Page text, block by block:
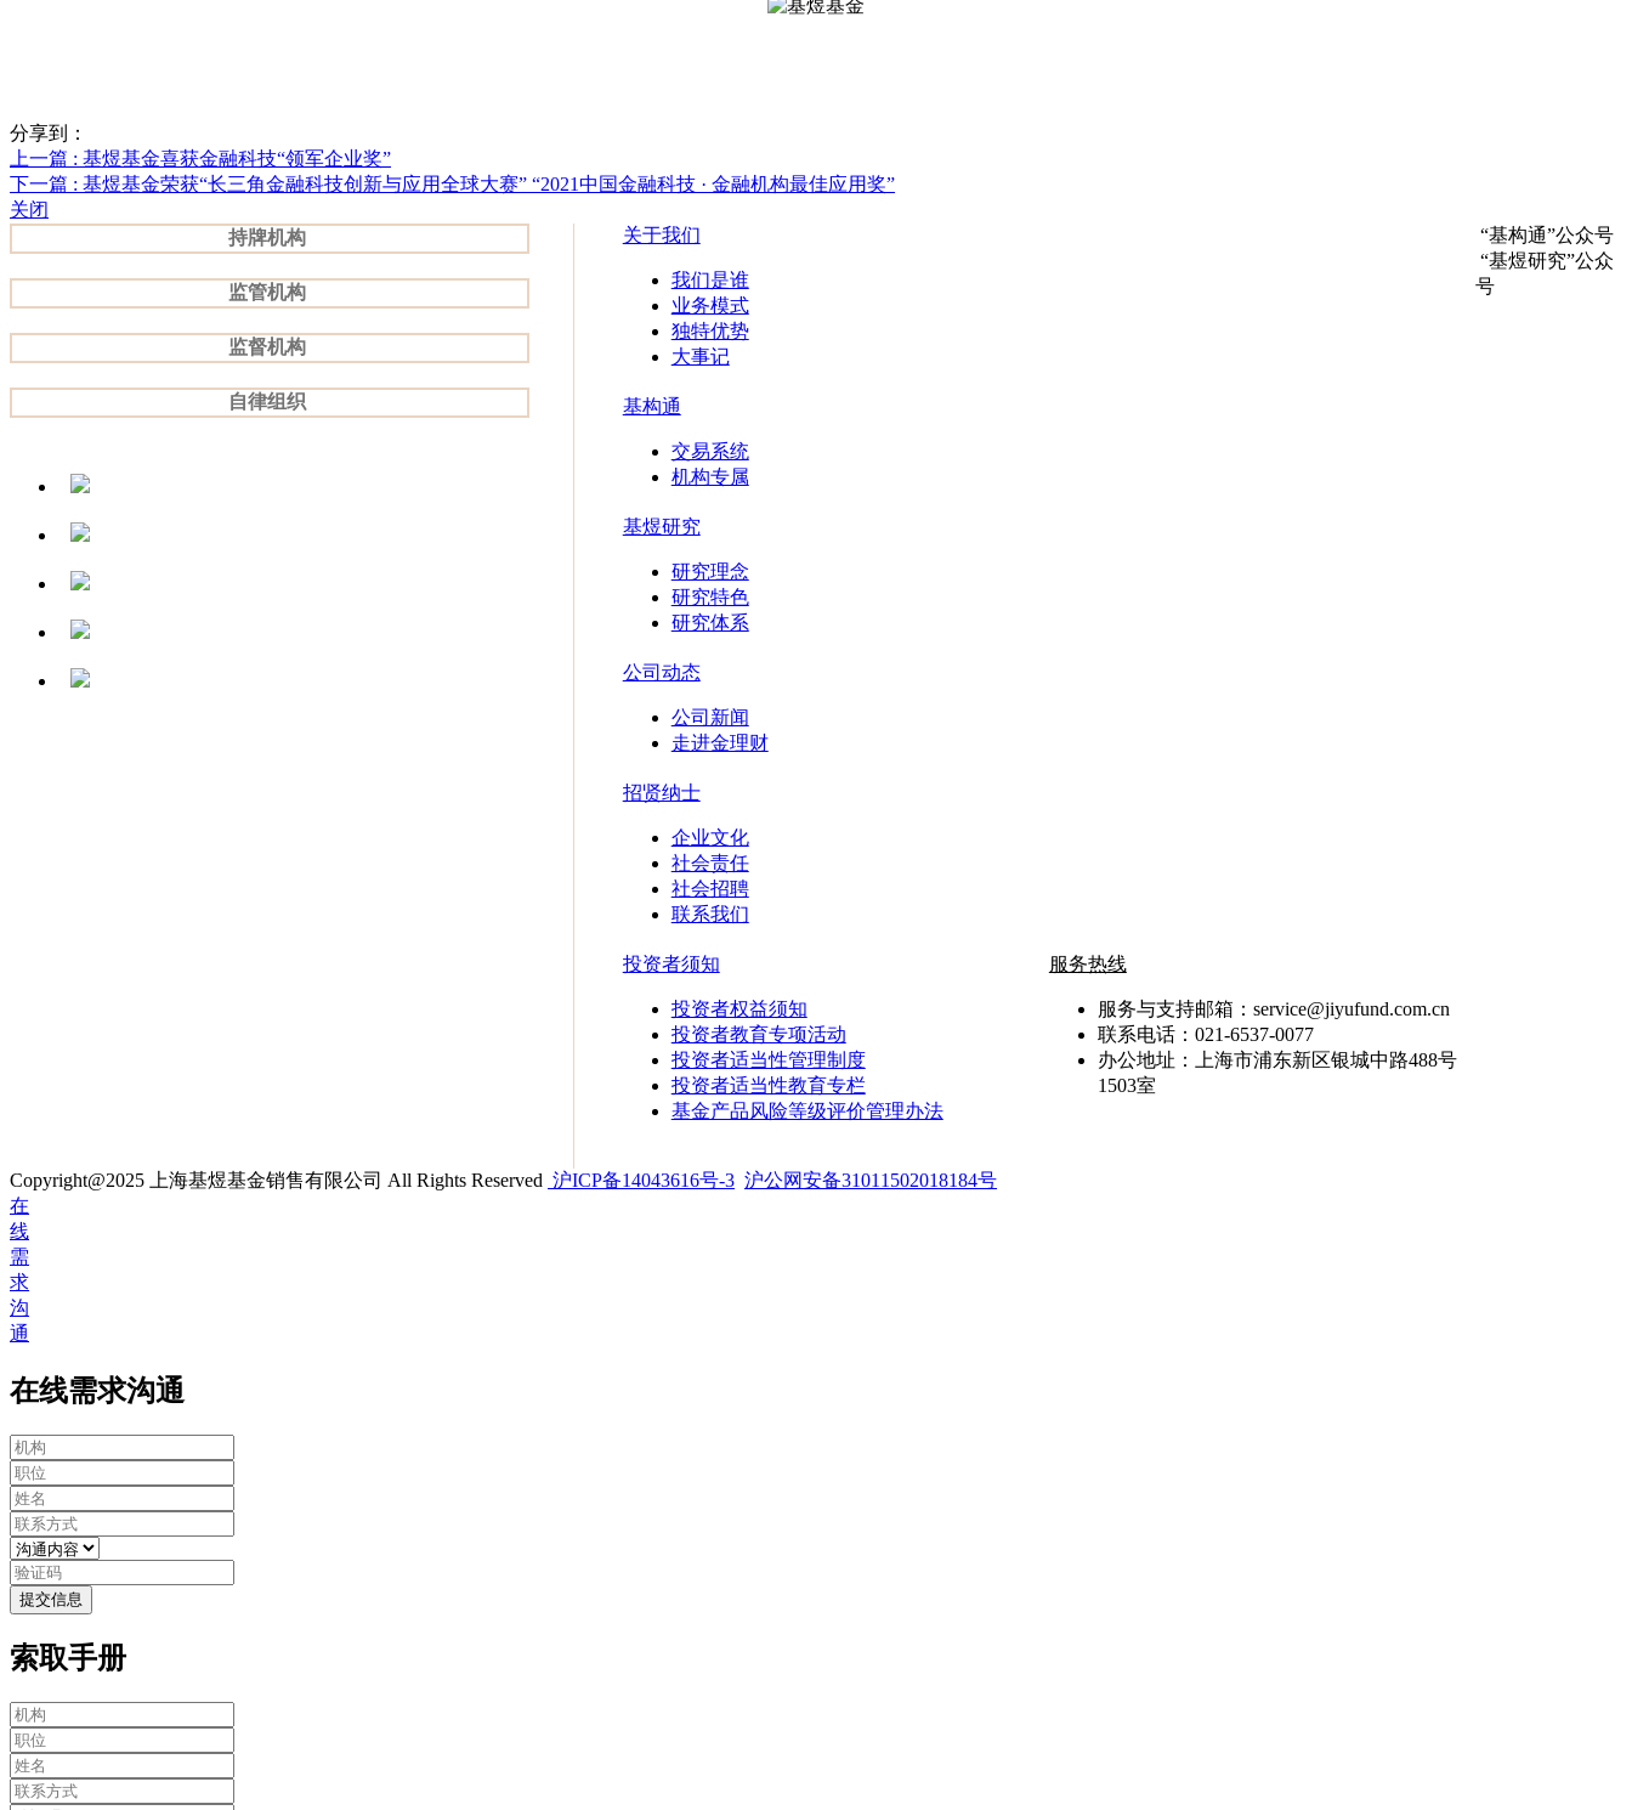
分享到：
上一篇 : 基煜基金喜获金融科技“领军企业奖”
下一篇 : 基煜基金荣获“长三角金融科技创新与应用全球大赛” “2021中国金融科技 · 金融机构最佳应用奖”
关闭
持牌机构
监管机构
监督机构
自律组织
关于我们
我们是谁
业务模式
独特优势
大事记
基构通
交易系统
机构专属
基煜研究
研究理念
研究特色
研究体系
公司动态
公司新闻
走进金理财
招贤纳士
企业文化
社会责任
社会招聘
联系我们
投资者须知
投资者权益须知
投资者教育专项活动
投资者适当性管理制度
投资者适当性教育专栏
基金产品风险等级评价管理办法
服务热线
服务与支持邮箱：service@jiyufund.com.cn
联系电话：021-6537-0077
办公地址：上海市浦东新区银城中路488号
1503室
“基构通”公众号
“基煜研究”公众
号
Copyright@2025 上海基煜基金销售有限公司 All Rights Reserved 沪ICP备14043616号-3 沪公网安备31011502018184号
在
线
需
求
沟
通
在线需求沟通
提交信息
索取手册